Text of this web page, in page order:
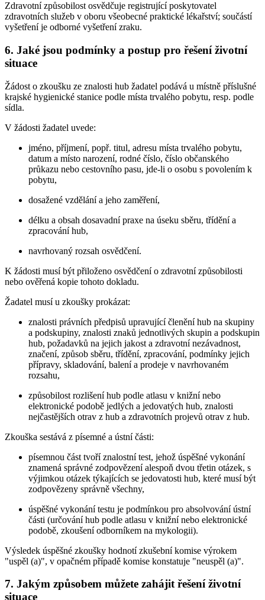
Zdravotní způsobilost osvědčuje registrující poskytovatel
zdravotních služeb v oboru všeobecné praktické lékařství; součástí
vyšetření je odborné vyšetření zraku.
6. Jaké jsou podmínky a postup pro řešení životní
situace
Žádost o zkoušku ze znalosti hub žadatel podává u místně příslušné
krajské hygienické stanice podle místa trvalého pobytu, resp. podle
sídla.
V žádosti žadatel uvede:
jméno, příjmení, popř. titul, adresu místa trvalého pobytu,
datum a místo narození, rodné číslo, číslo občanského
průkazu nebo cestovního pasu, jde-li o osobu s povolením k
pobytu,
dosažené vzdělání a jeho zaměření,
délku a obsah dosavadní praxe na úseku sběru, třídění a
zpracování hub,
navrhovaný rozsah osvědčení.
K žádosti musí být přiloženo osvědčení o zdravotní způsobilosti
nebo ověřená kopie tohoto dokladu.
Žadatel musí u zkoušky prokázat:
znalosti právních předpisů upravující členění hub na skupiny
a podskupiny, znalosti znaků jednotlivých skupin a podskupin
hub, požadavků na jejich jakost a zdravotní nezávadnost,
značení, způsob sběru, třídění, zpracování, podmínky jejich
přípravy, skladování, balení a prodeje v navrhovaném
rozsahu,
způsobilost rozlišení hub podle atlasu v knižní nebo
elektronické podobě jedlých a jedovatých hub, znalosti
nejčastějších otrav z hub a zdravotních projevů otrav z hub.
Zkouška sestává z písemné a ústní části:
písemnou část tvoří znalostní test, jehož úspěšné vykonání
znamená správné zodpovězení alespoň dvou třetin otázek, s
výjimkou otázek týkajících se jedovatosti hub, které musí být
zodpovězeny správně všechny,
úspěšné vykonání testu je podmínkou pro absolvování ústní
části (určování hub podle atlasu v knižní nebo elektronické
podobě, zkoušení odborníkem na mykologii).
Výsledek úspěšné zkoušky hodnotí zkušební komise výrokem
"uspěl (a)", v opačném případě komise konstatuje "neuspěl (a)".
7. Jakým způsobem můžete zahájit řešení životní
situace